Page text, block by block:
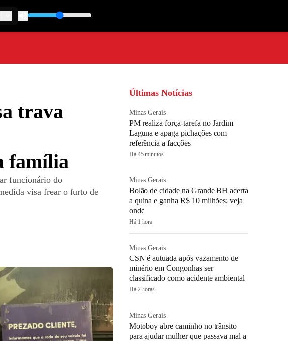
trava
família
funcionário do
visa frear o furto de
Últimas Notícias
Minas Gerais
PM realiza força-tarefa no Jardim
Laguna e apaga pichações com
referência a facções
Há 45 minutos
Minas Gerais
Bolão de cidade na Grande BH acerta
a quina e ganha R$ 10 milhões; veja
onde
Há 1 hora
Minas Gerais
CSN é autuada após vazamento de
minério em Congonhas ser
classificado como acidente ambiental
Há 2 horas
Minas Gerais
Motoboy abre caminho no trânsito
para ajudar mulher que passava mal a